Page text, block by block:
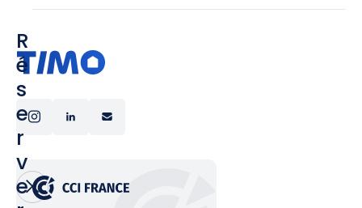
R
é
s
e
r
v
e